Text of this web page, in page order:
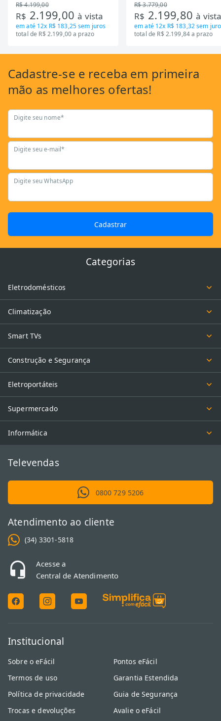
R$ 4.199,00
R$ 2.199,00à vista
em até 12x R$ 183,25sem juros
total de R$ 2.199,00 a prazo
R$ 3.779,00
R$ 2.199,80à
em até 12x R$ 183,32sem
total de R$ 2.199,84 a prazo
Cadastre-se e receba em primeira
mão as melhores ofertas!
Digite seu nome*
Digite seu e-mail*
Digite seu WhatsApp
Cadastrar
Categorias
Eletrodomésticos
Climatização
Smart TVs
Construção e Segurança
Eletroportáteis
Supermercado
Informática
Televendas
0800 729 5206
Atendimento ao cliente
(34) 3301-5818
Acesse a
Central de Atendimento
Institucional
Sobre o eFácil
Termos de uso
Política de privacidade
Trocas e devoluções
Pontos eFácil
Garantia Estendida
Guia de Segurança
Avalie o eFácil